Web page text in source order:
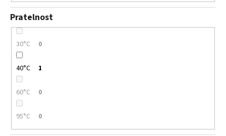
Pratelnost
30°C 0
40°C 1
60°C 0
95°C 0